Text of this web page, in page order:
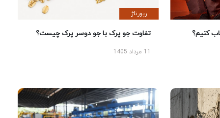
کنیم؟
رپورتاژ
تفاوت جو پرک با جو دوسر پرک چیست؟